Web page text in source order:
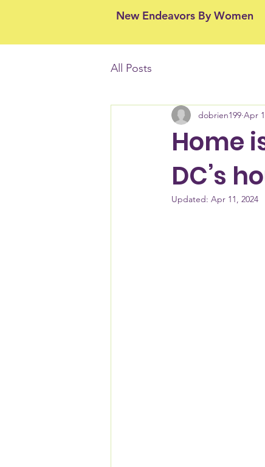
New Endeavors By Women
All Posts
Home
DC’s
dobrien199 Apr
Updated: Apr 11, 2024